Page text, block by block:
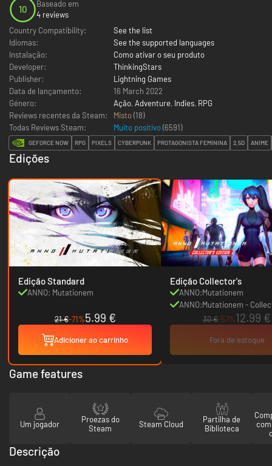
10
Baseado em
4 reviews
Country Compatibility:
See the list
Idiomas:
See the supported languages
Instalação:
Como ativar o seu produto
Developer:
ThinkingStars
Publisher:
Lightning Games
Data de lançamento:
16 March 2022
Género:
Ação, Adventure, Indies, RPG
Reviews recentes da Steam:
Misto(18)
Todas Reviews Steam:
Muito positivo(6591)
GEFORCE NOW RPG PIXELS CYBERPUNK PROTAGONISTA FEMININA 2,5D ANIME
Edições
Edição Standard
ANNO: Mutationem
21 €-71%5.99 €
Adicioner ao carrinho
Edição Collector's
ANNO:Mutationem
ANNO:Mutationem -
Upgrade Pack
30 €-57%12.99 €
Fora de estoque
Game features
Um jogador
Proezas do
Steam
Steam Cloud
Partilha de
Biblioteca
Descrição